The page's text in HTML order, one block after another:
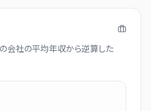
会社の平均年収から逆算した